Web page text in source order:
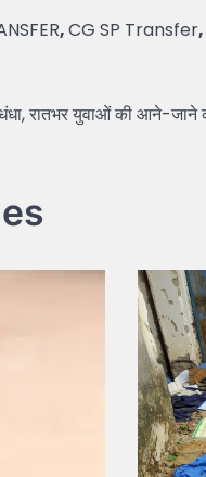
,CG SP Transfer,
रातभर युवाओं की आने-जाने